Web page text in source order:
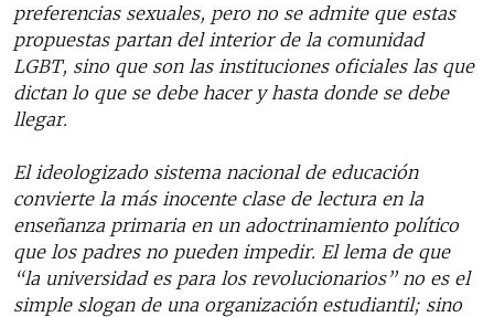
preferencias sexuales, pero no se admite que estas
propuestas partan del interior de la comunidad
LGBT, sino que son las instituciones oficiales las que
dictan lo que se debe hacer y hasta donde se debe
llegar.
El ideologizado sistema nacional de educación
convierte la más inocente clase de lectura en la
enseñanza primaria en un adoctrinamiento político
que los padres no pueden impedir. El lema de que
“la universidad es para los revolucionarios” no es el
simple slogan de una organización estudiantil; sino